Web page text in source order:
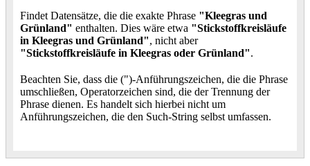
Findet Datensätze, die die exakte Phrase "Kleegras und
Grünland" enthalten. Dies wäre etwa "Stickstoffkreisläufe
in Kleegras und Grünland", nicht aber
"Stickstoffkreisläufe in Kleegras oder Grünland".
Beachten Sie, dass die (")-Anführungszeichen, die die Phrase
umschließen, Operatorzeichen sind, die der Trennung der
Phrase dienen. Es handelt sich hierbei nicht um
Anführungszeichen, die den Such-String selbst umfassen.